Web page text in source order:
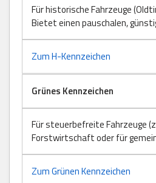
Für historische Fahrzeuge
Bietet einen pauschalen,
Zum H-Kennzeichen
Grünes Kennzeichen
Für steuerbefreite Fahrzeuge
Forstwirtschaft oder für
Zum Grünen Kennzeichen